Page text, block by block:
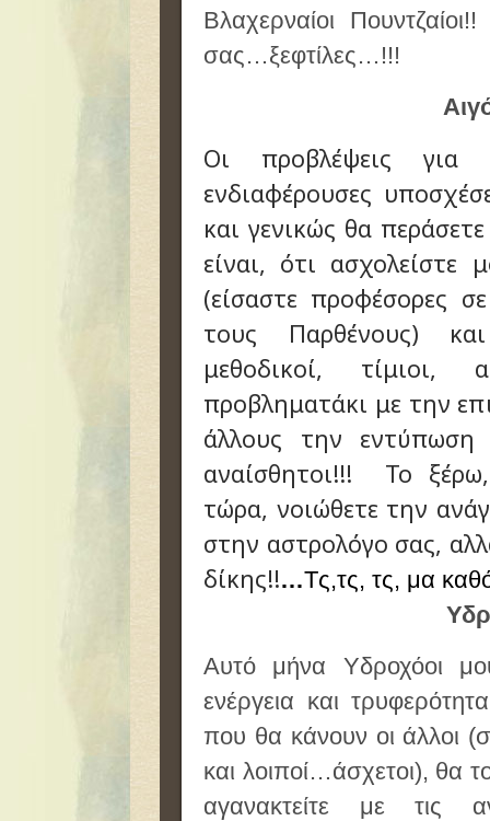
Βλαχερναίοι
σας…ξεφτίλες…!!!
Οι προβλέψεις
ενδιαφέρουσες
και γενικώς θα
είναι, ότι ασχολείστε
(είσαστε προφέσορες
τους Παρθένους)
μεθοδικοί, τίμιοι,
προβληματάκι με την
άλλους την εντύπωση
αναίσθητοι!!! Το
τώρα, νοιώθετε την
στην αστρολόγο σας,
δίκης!!…Τς,τς, τς, μα
Αυτό μήνα Υδροχόοι
ενέργεια και
που θα κάνουν οι άλλοι
και λοιποί…άσχετοι), θα
αγανακτείτε με τις